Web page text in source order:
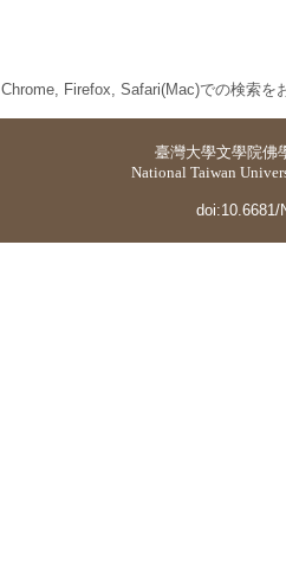
Chrome, Firefox, Safari(Mac)での検索を
臺灣大學文學院佛
National Taiwan
doi:10.6681/